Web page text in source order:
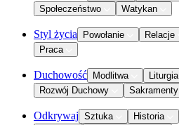
Społeczeństwo
Watykan
Styl życia Powołanie Relacje
Praca
Duchowość Modlitwa Liturgia
Rozwój Duchowy
Sakramenty
Odkrywaj Sztuka Historia